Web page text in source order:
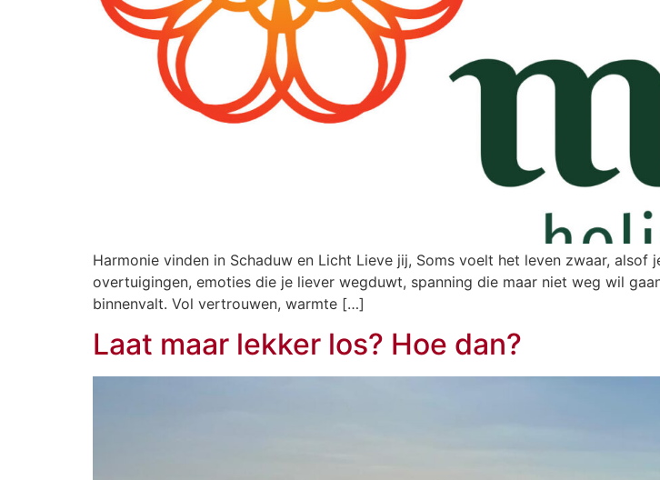
Harmonie vinden in Schaduw en Licht Lieve jij, Soms voelt het leven zwaar,
overtuigingen, emoties die je liever wegduwt, spanning die maar niet weg wil
binnenvalt. Vol vertrouwen, warmte […]
Laat maar lekker los? Hoe dan?